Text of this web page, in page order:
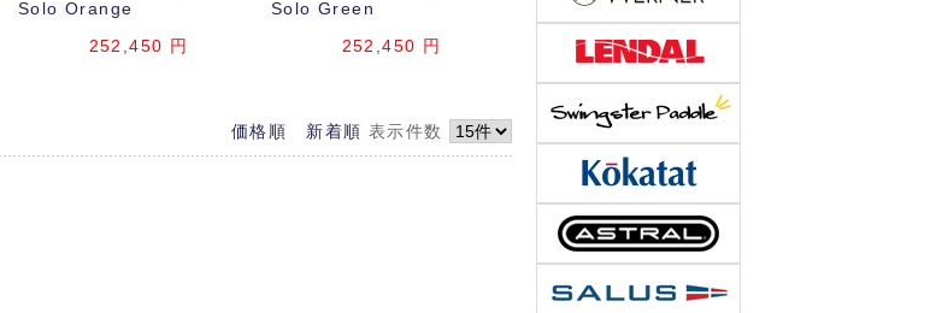
Solo Orange
252,450 円
Solo Green
252,450 円
価格順 新着順 表示件数